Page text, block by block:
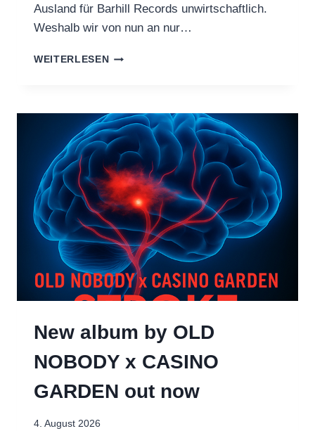
Ausland für Barhill Records unwirtschaftlich.
Weshalb wir von nun an nur…
WEITERLESENSHIPPING
New album by OLD
NOBODY x CASINO
GARDEN out now
4. August 2026